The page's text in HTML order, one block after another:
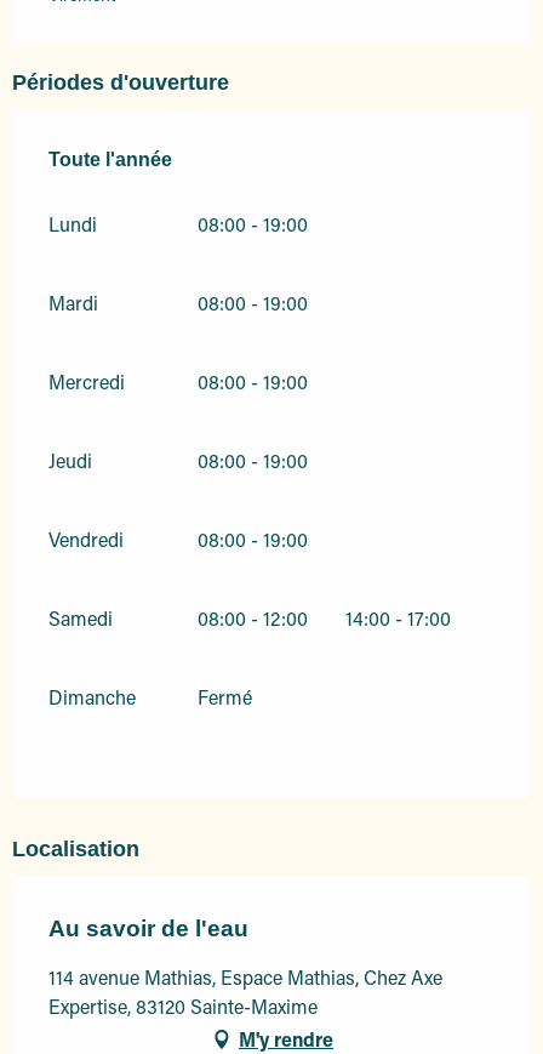
Périodes d'ouverture
Toute l'année
Toute l'année
Lundi 08:00 - 19:00
Mardi 08:00 - 19:00
Mercredi 08:00 - 19:00
Jeudi 08:00 - 19:00
Vendredi 08:00 - 19:00
Samedi 08:00 - 12:00 14:00 - 17:00
Dimanche Fermé
Localisation
Au savoir de l'eau
114 avenue Mathias, Espace Mathias, Chez Axe
Expertise, 83120 Sainte-Maxime
M'y rendre